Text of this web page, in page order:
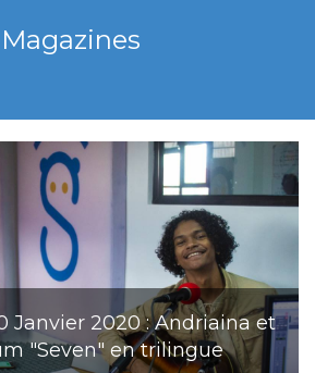
Magazines
Janvier 2020 : Andriaina et
"Seven" en trilingue